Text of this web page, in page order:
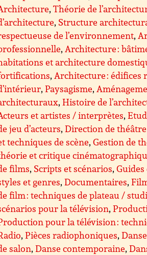
,Théorie de
, Structure
de l’environnement,
,Architecture :
et architecture
,Architecture : édifices
,Paysagisme,
,Histoire de
et artistes / interprètes,
jeu d’acteurs,Direction de
techniques de scène,Gestion de
et critique
films, Scripts et scénarios,
et genres,Documentaires,
film : techniques de plateau /
pour la télévision,
pour la télévision :
,Pièces radiophoniques,Danse
salon,Danse contemporaine,